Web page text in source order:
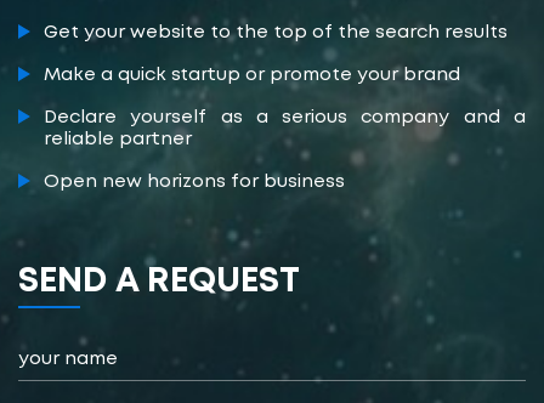
Get your website to the top of the search results
Make a quick startup or promote your brand
Declare yourself as a serious company and a
reliable partner
Open new horizons for business
SEND А REQUEST